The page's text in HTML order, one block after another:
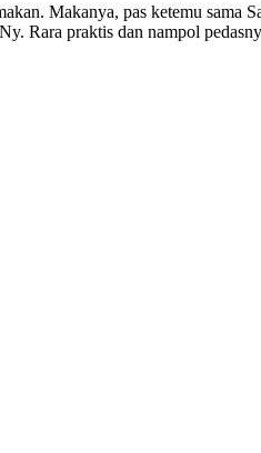
Makanya, pas ketemu sama
Rara praktis dan nampol